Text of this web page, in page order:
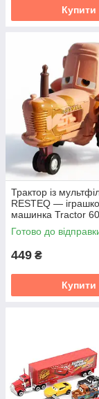
Купити
Трактор із
RESTEQ —
машинка Tractor
мм з металу та
Готово до
449 ₴
Купити